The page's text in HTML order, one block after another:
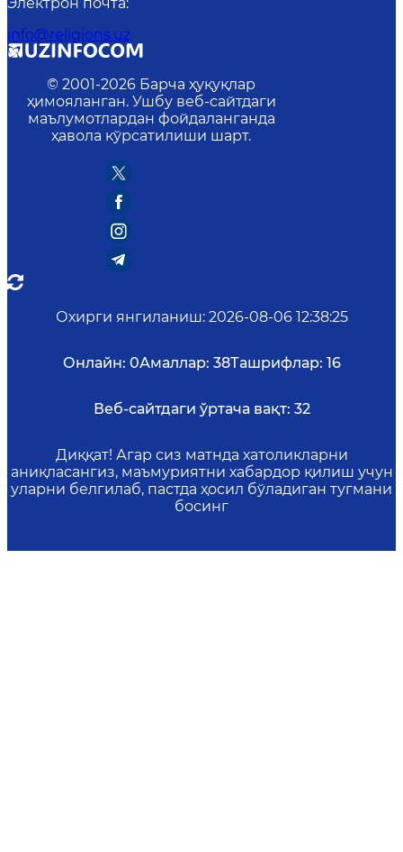
info@religions.uz
© 2001-2026 Барча ҳуқуқлар
ҳимояланган. Ушбу веб-сайтдаги
маълумотлардан фойдаланганда
ҳавола кўрсатилиши шарт.
Охирги янгиланиш: 2026-08-06 12:38:25
Онлайн: 0Амаллар: 38Ташрифлар: 16
Веб-сайтдаги ўртача вақт: 32
Диққат! Агар сиз матнда хатоликларни
аниқласангиз, маъмуриятни хабардор қилиш учун
уларни белгилаб, пастда ҳосил бўладиган тугмани
босинг